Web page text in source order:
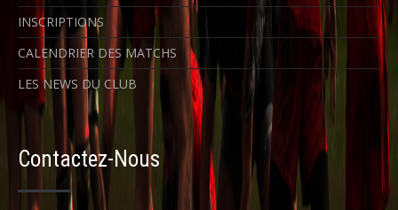
INSCRIPTIONS
CALENDRIER DES MATCHS
LES NEWS DU CLUB
Contactez-Nous